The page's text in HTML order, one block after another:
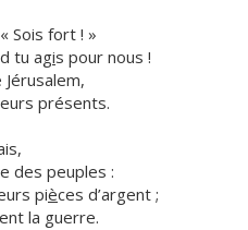
Sois fort ! »
tu agis pour nous !
Jérusalem,
présents.
des peuples :
pièces d’argent ;
la guerre.